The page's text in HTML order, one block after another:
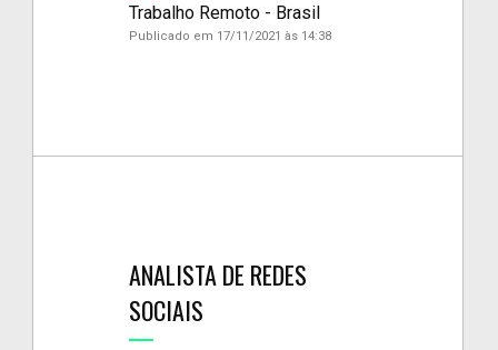
Trabalho Remoto - Brasil
Publicado em 17/11/2021 às 14:38
ANALISTA DE REDES
SOCIAIS